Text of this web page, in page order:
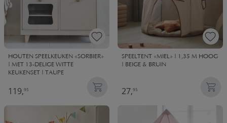
HOUTEN SPEELKEUKEN «SORBIER»
| MET 13-DELIGE WITTE
KEUKENSET | TAUPE
119,95
SPEELTENT «MIEL» | 1,35 M HOOG
| BEIGE & BRUIN
27,95